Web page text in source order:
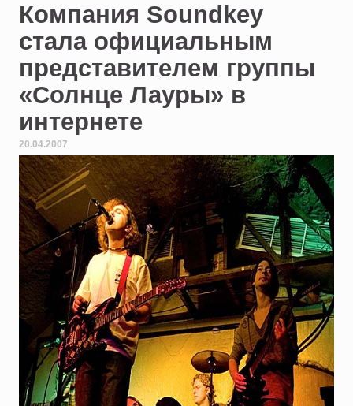
Компания Soundkey
стала официальным
представителем группы
«Солнце Лауры» в
интернете
20.04.2007